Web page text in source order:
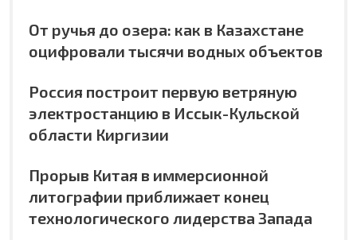
От ручья до озера: как в Казахстане
оцифровали тысячи водных объектов
Россия построит первую ветряную
электростанцию в Иссык-Кульской
области Киргизии
Прорыв Китая в иммерсионной
литографии приближает конец
технологического лидерства Запада